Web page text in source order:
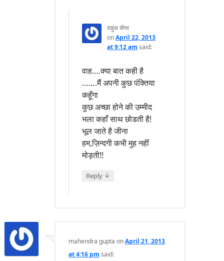
राहुल सेंगर
onApril 22, 2013
at 9:12 am said:
वाह….क्या बात कही है
…….मैं अपनी कुछ पंक्तिया
कहूँगा
कुछ अच्छा होने की उम्मीद
भला कहाँ साथ छोडती है!
भूल जाते है जीना
हम,ज़िन्दगी कभी मुह नहीं
मोड़ती!!
Reply ↓
mahendra gupta onApril 21, 2013
at 4:16 pm said: